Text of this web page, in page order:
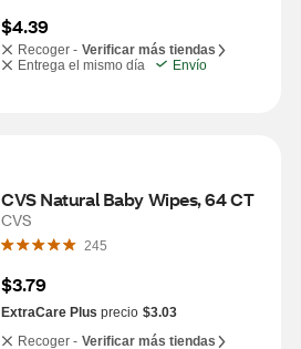
$4.39
Recoger - Verificar más tiendas
Entrega el mismo día
Envío
CVS Natural Baby Wipes, 64 CT
CVS
245
$3.79
ExtraCare Plus precio $3.03
Recoger - Verificar más tiendas